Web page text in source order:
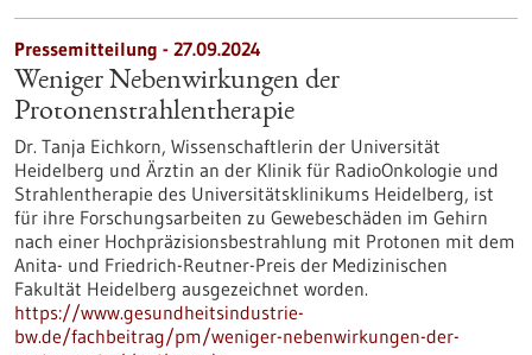
Pressemitteilung - 27.09.2024
Weniger Nebenwirkungen der
Protonenstrahlentherapie
Dr. Tanja Eichkorn, Wissenschaftlerin der Universität
Heidelberg und Ärztin an der Klinik für RadioOnkologie und
Strahlentherapie des Universitätsklinikums Heidelberg, ist
für ihre Forschungsarbeiten zu Gewebeschäden im Gehirn
nach einer Hochpräzisionsbestrahlung mit Protonen mit dem
Anita- und Friedrich-Reutner-Preis der Medizinischen
Fakultät Heidelberg ausgezeichnet worden.
https://www.gesundheitsindustrie-
bw.de/fachbeitrag/pm/weniger-nebenwirkungen-der-